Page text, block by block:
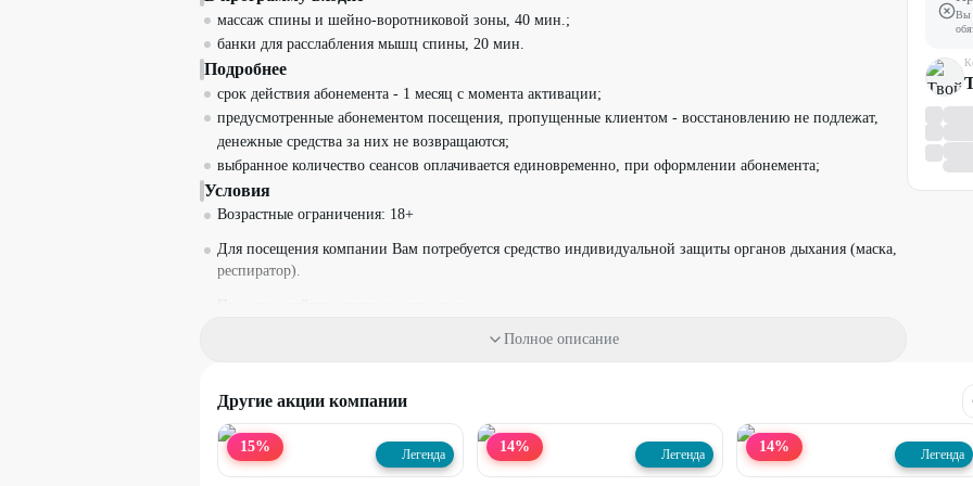
массаж спины и шейно-воротниковой зоны, 40 мин.;
банки для расслабления мышц спины, 20 мин.
Подробнее
срок действия абонемента - 1 месяц с момента активации;
предусмотренные абонементом посещения, пропущенные клиентом - восстановлению не подлежат,
денежные средства за них не возвращаются;
выбранное количество сеансов оплачивается единовременно, при оформлении абонемента;
Условия
Возрастные ограничения: 18+
Для посещения компании Вам потребуется средство индивидуальной защиты органов дыхания (маска,
респиратор).
заболеваниями.
Если участник акции не предупреждает об отмене своего визита за 24 ч. до времени записи, промокод
считается использованным.
Полное описание
Вы
Другие акции компании
15% Легенда 14% Легенда 14% Легенда